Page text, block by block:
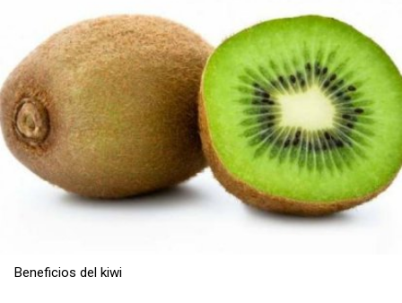
Beneficios del kiwi